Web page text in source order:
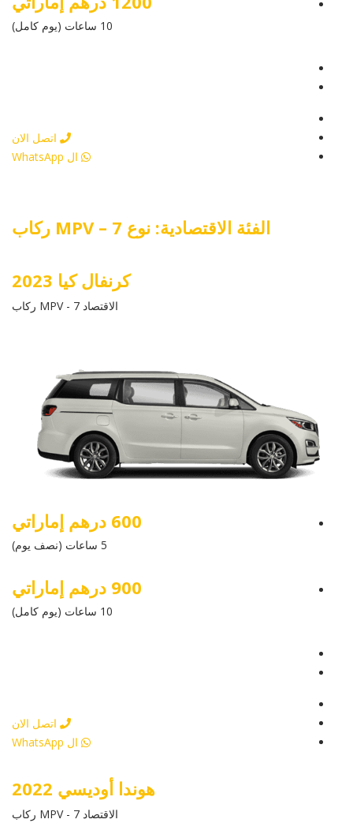
10 ساعات (يوم كامل)
اتصل الان
ال WhatsApp
الفئة الاقتصادية: نوع MPV – 7 ركاب
كرنفال كيا 2023
الاقتصاد MPV - 7 ركاب
600 درهم إماراتي
5 ساعات (نصف يوم)
900 درهم إماراتي
10 ساعات (يوم كامل)
اتصل الان
ال WhatsApp
هوندا أوديسي 2022
الاقتصاد MPV - 7 ركاب